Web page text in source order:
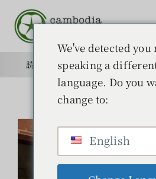
キ
読みもの
読みもの 目的
日本語学校 募
We've detected
speaking a
language. Do you
change to:
English